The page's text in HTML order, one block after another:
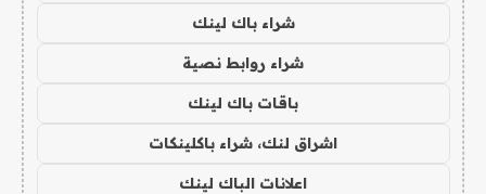
شراء باك لينك
شراء روابط نصية
باقات باك لينك
اشراق لنك، شراء باكلينكات
اعلانات الباك لينك